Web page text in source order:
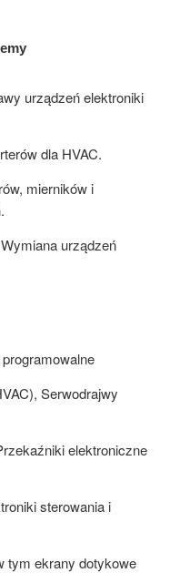
urządzeń elektroniki
dla HVAC.
mierników i
urządzeń
Serwodrajwy
elektroniczne
sterowania i
tym ekrany dotykowe